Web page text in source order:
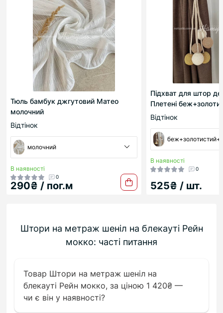
Тюль бамбук джгутовий Матео
молочний
Відтінок
молочний
В наявності
0
290₴ / пог.м
Підхват для штор
Плетені
Відтінок
беж+золотистий+
В наявності
0
525₴ / шт.
Штори на метраж шеніл на блекауті Рейн
мокко: часті питання
Товар Штори на метраж шеніл на
блекауті Рейн мокко, за ціною 1 420₴ —
чи є він у наявності?